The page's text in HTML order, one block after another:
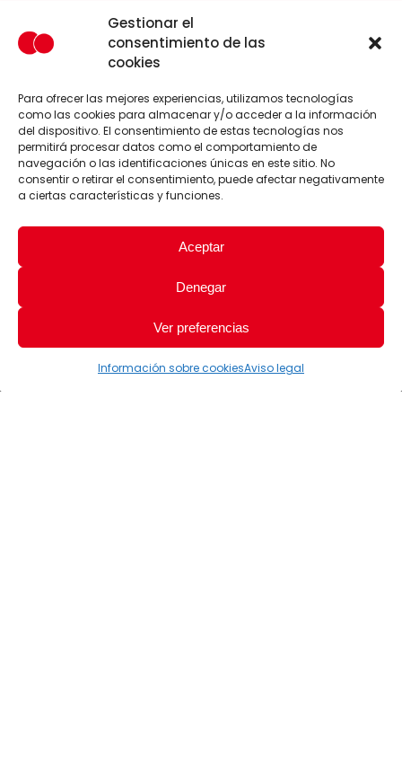
Gestionar el
consentimiento de las
cookies
Para ofrecer las mejores experiencias, utilizamos tecnologías
como las cookies para almacenar y/o acceder a la información
del dispositivo. El consentimiento de estas tecnologías nos
permitirá procesar datos como el comportamiento de
navegación o las identificaciones únicas en este sitio. No
consentir o retirar el consentimiento, puede afectar negativamente
a ciertas características y funciones.
Aceptar
Denegar
Ver preferencias
Información sobre cookiesAviso legal